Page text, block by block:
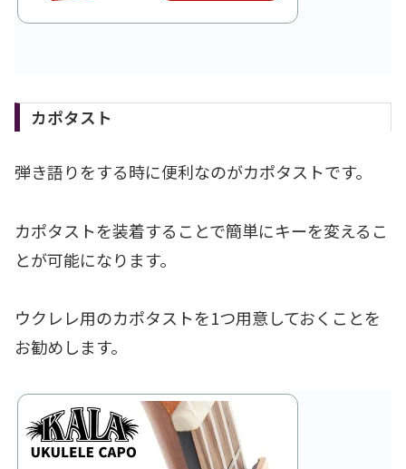
カポタスト
弾き語りをする時に便利なのがカポタストです。
カポタストを装着することで簡単にキーを変えるこ
とが可能になります。
ウクレレ用のカポタストを1つ用意しておくことを
お勧めします。